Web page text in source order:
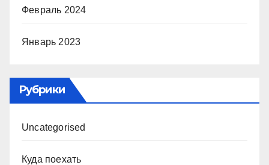
Февраль 2024
Январь 2023
Рубрики
Uncategorised
Куда поехать